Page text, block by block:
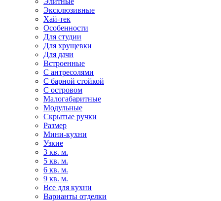
Эксклюзивные
Хай-тек
Особенности
Для студии
Для хрущевки
Для дачи
Встроенные
С антресолями
С барной стойкой
С островом
Малогабаритные
Модульные
Скрытые ручки
Размер
Мини-кухни
Узкие
3 кв. м.
5 кв. м.
6 кв. м.
9 кв. м.
Все для кухни
Варианты отделки